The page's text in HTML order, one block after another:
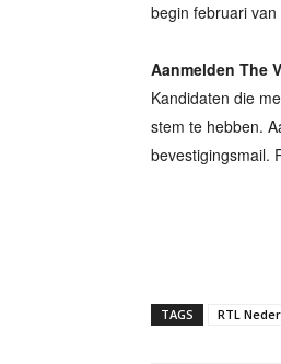
begin februari
Aanmelden The
Kandidaten die
stem te hebben.
bevestigingsmail.
TAGS RTL